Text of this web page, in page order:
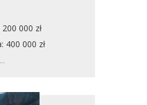
000 zł
400 000 zł